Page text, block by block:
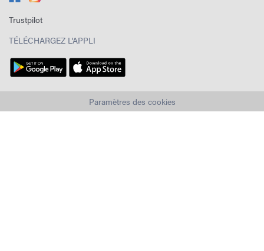
Trustpilot
TÉLÉCHARGEZ L'APPLI
Paramètres des cookies